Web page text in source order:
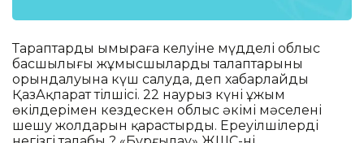
Тараптардың ымыраға келуіне мүдделі облыс
басшылығы жұмысшылардың талаптарының
орындалуына күш салуда, деп хабарлайды
ҚазАқпарат тілшісі. 22 наурыз күні ұжым
өкілдерімен кездескен облыс әкімі мәселені
шешу жолдарын қарастырды. Ереуілшілердің